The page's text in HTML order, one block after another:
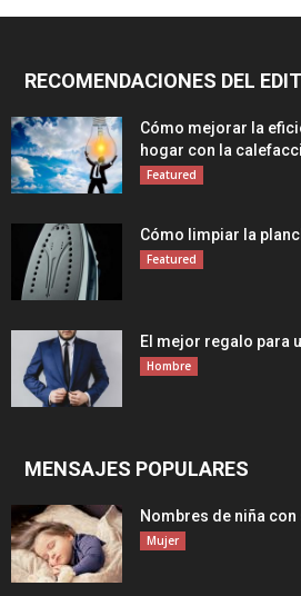
RECOMENDACIONES DEL
Cómo mejorar la
hogar con la
Featured
Cómo limpiar la
Featured
El mejor regalo para
Hombre
MENSAJES POPULARES
Nombres de niña
Mujer